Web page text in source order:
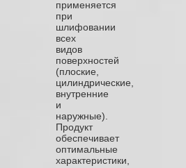
применяется
при
шлифовании
всех
видов
поверхностей
(плоские,
цилиндрические,
внутренние
и
наружные).
Продукт
обеспечивает
оптимальные
характеристики,